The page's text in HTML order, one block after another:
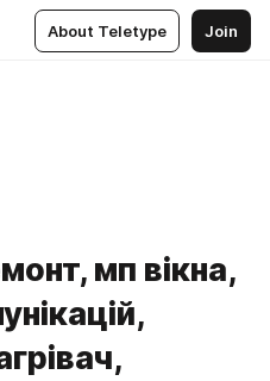
About Teletype Join
мп вікна,